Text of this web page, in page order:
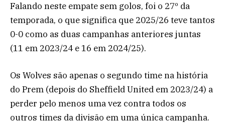
Falando neste empate sem golos, foi o 27º da
temporada, o que significa que 2025/26 teve tantos
0-0 como as duas campanhas anteriores juntas
(11 em 2023/24 e 16 em 2024/25).
Os Wolves são apenas o segundo time na história
do Prem (depois do Sheffield United em 2023/24) a
perder pelo menos uma vez contra todos os
outros times da divisão em uma única campanha.